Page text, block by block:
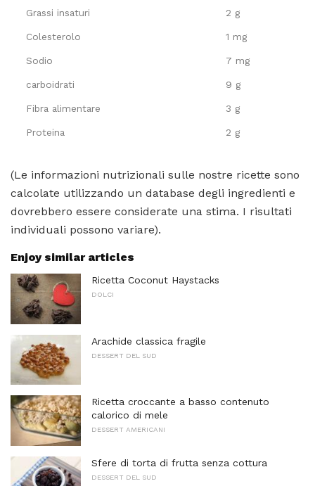
Grassi insaturi 2 g
Colesterolo 1 mg
Sodio 7 mg
carboidrati 9 g
Fibra alimentare 3 g
Proteina 2 g
(Le informazioni nutrizionali sulle nostre ricette sono
calcolate utilizzando un database degli ingredienti e
dovrebbero essere considerate una stima. I risultati
individuali possono variare).
Enjoy similar articles
Ricetta Coconut Haystacks
DOLCI
Arachide classica fragile
DESSERT DEL SUD
Ricetta croccante a basso contenuto
calorico di mele
DESSERT AMERICANI
Sfere di torta di frutta senza cottura
DESSERT DEL SUD